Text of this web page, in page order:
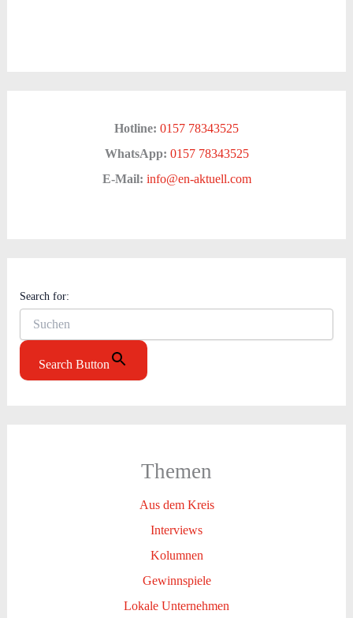
Hotline: 0157 78343525
WhatsApp: 0157 78343525
E-Mail: info@en-aktuell.com
Search for:
Search Button
Themen
Aus dem Kreis
Interviews
Kolumnen
Gewinnspiele
Lokale Unternehmen